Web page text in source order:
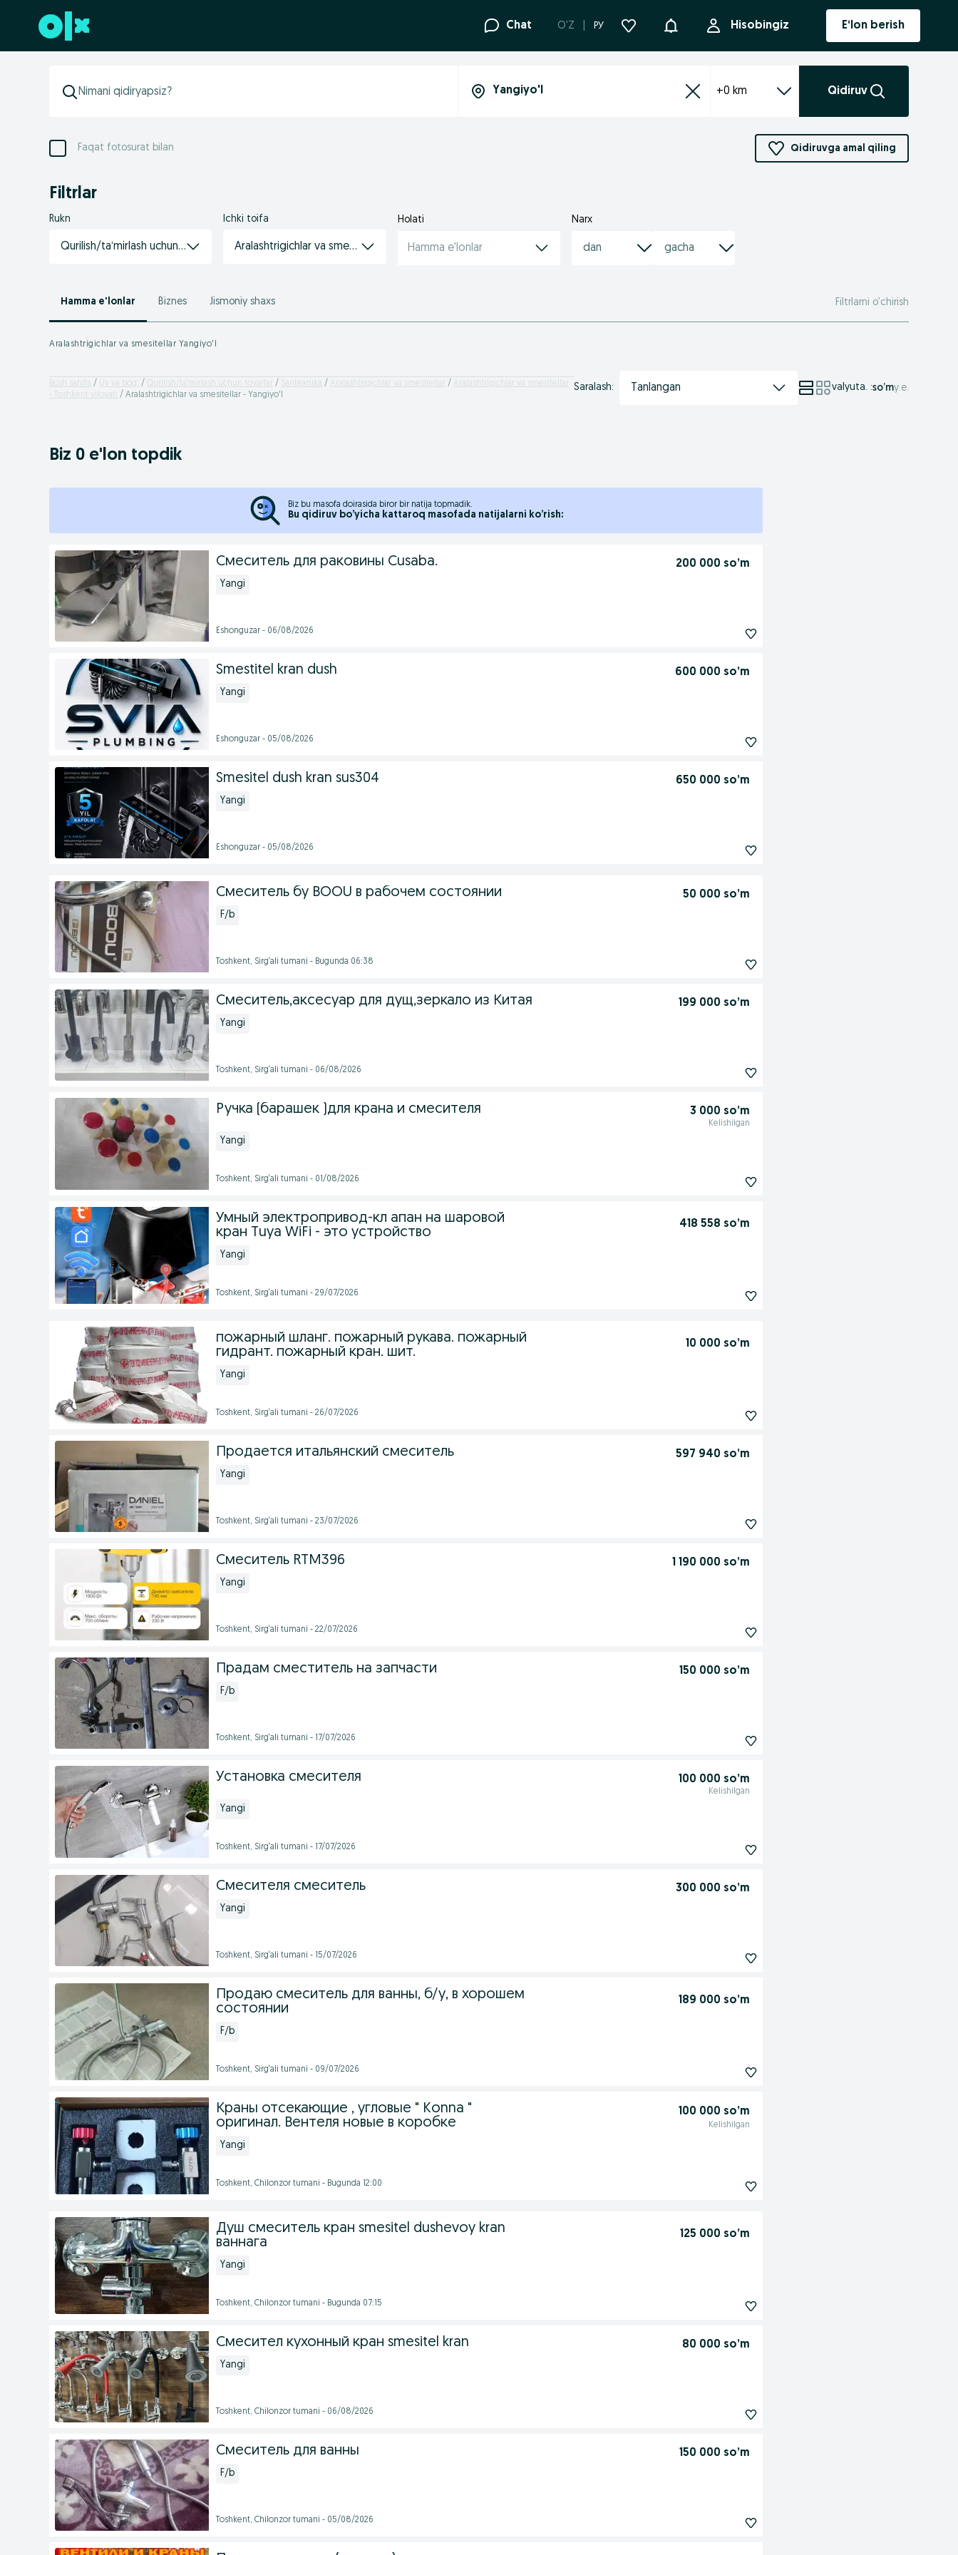
Futerga oʻtish Chat O'Z РУ Bildirishnoma Hisobingiz E‘lon berish
+0 km Qidiruv
Faqat fotosurat bilan Qidiruvga amal qiling
Filtrlar
Rukn
Qurilish/ta‘mirlash uchun tovarlar
Ichki toifa
Aralashtrigichlar va smesitellar
Holati
Hamma e'lonlar
Narx
Hamma e'lonlar Biznes Jismoniy shaxs Filtrlarni o’chirish
Aralashtrigichlar va smesitellar Yangiyo'l
Bosh sahifa Uy va bog' Qurilish/ta‘mirlash uchun tovarlar Santexnika Aralashtrigichlar va smesitellar
Aralashtrigichlar va smesitellar
- Toshkent viloyati
Aralashtrigichlar va smesitellar - Yangiyo'l
Saralash: Tanlangan valyuta. :so’mу.е.
Biz 0 e'lon topdik
Biz bu masofa doirasida biror bir natija topmadik.
Bu qidiruv bo’yicha kattaroq masofada natijalarni ko’rish:
Смеситель для раковины Cusaba. 200 000 so’m
Yangi
Eshonguzar - 06/08/2026
Smestitel kran dush 600 000 so’m
Yangi
Eshonguzar - 05/08/2026
Smesitel dush kran sus304 650 000 so’m
Yangi
Eshonguzar - 05/08/2026
Смеситель бу BOOU в рабочем состоянии 50 000 so’m
F/b
Toshkent, Sirg‘ali tumani - Bugunda 06:38
Смеситель,аксесуар для дущ,зеркало из Китая 199 000 so’m
Yangi
Toshkent, Sirg‘ali tumani - 06/08/2026
Ручка (барашек )для крана и смесителя 3 000 so’m
Kelishilgan
Yangi
Toshkent, Sirg‘ali tumani - 01/08/2026
Умный электропривод-кл апан на шаровой
кран Tuya WiFi - это устройство
418 558 so’m
Yangi
Toshkent, Sirg‘ali tumani - 29/07/2026
пожарный шланг. пожарный рукава. пожарный
гидрант. пожарный кран. шит.
10 000 so’m
Yangi
Toshkent, Sirg‘ali tumani - 26/07/2026
Продается итальянский смеситель 597 940 so’m
Yangi
Toshkent, Sirg‘ali tumani - 23/07/2026
Смеситель RTM396 1 190 000 so’m
Yangi
Toshkent, Sirg‘ali tumani - 22/07/2026
Прадам сместитель на запчасти 150 000 so’m
F/b
Toshkent, Sirg‘ali tumani - 17/07/2026
Установка смесителя 100 000 so’m
Kelishilgan
Yangi
Toshkent, Sirg‘ali tumani - 17/07/2026
Смесителя смеситель 300 000 so’m
Yangi
Toshkent, Sirg‘ali tumani - 15/07/2026
Продаю смеситель для ванны, б/у, в хорошем
состоянии
189 000 so’m
F/b
Toshkent, Sirg‘ali tumani - 09/07/2026
Краны отсекающие , угловые " Konna "
оригинал. Вентеля новые в коробке
100 000 so’m
Kelishilgan
Yangi
Toshkent, Chilonzor tumani - Bugunda 12:00
Душ смеситель кран smesitel dushevoy kran
ваннага
125 000 so’m
Yangi
Toshkent, Chilonzor tumani - Bugunda 07:15
Смесител кухонный кран smesitel kran 80 000 so’m
Yangi
Toshkent, Chilonzor tumani - 06/08/2026
Смеситель для ванны 150 000 so’m
F/b
Toshkent, Chilonzor tumani - 05/08/2026